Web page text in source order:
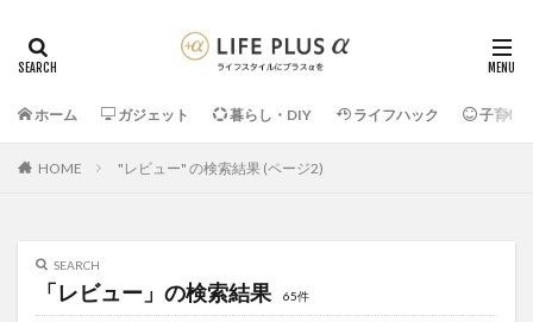
ホーム ガジェット 暮らし・DIY ライフハック 子育て
HOME "レビュー" の検索結果 (ページ2)
SEARCH
「レビュー」の検索結果 65件